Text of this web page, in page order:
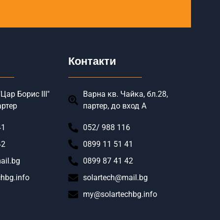
Борис III"
Контакти
Варна кв. Чайка, бл.28,
партер, до вход А
052/ 988 116
0899 11 51 41
0899 87 41 42
solartech@mail.bg
my@solartechbg.info